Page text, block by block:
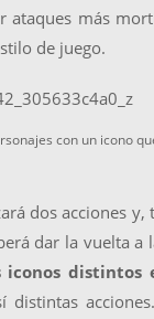
más
de juego.
con un icono
dos acciones y,
dar la vuelta a
distintos
distintas